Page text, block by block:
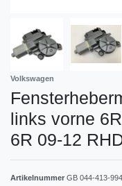
Volkswagen
links vorne
6R 09-12
Artikelnummer GB 044-413-